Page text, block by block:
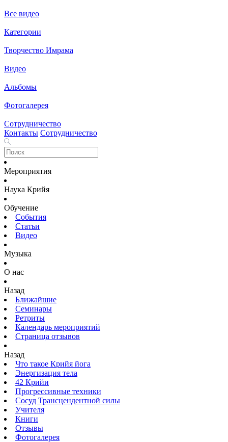
Все видео
Категории
Творчество Имрама
Видео
Альбомы
Фотогалерея
Сотрудничество
Контакты Сотрудничество
Мероприятия
Наука Крийя
Обучение
События
Статьи
Видео
Музыка
О нас
Назад
Ближайшие
Семинары
Ретриты
Календарь мероприятий
Страница отзывов
Назад
Что такое Крийя йога
Энергизация тела
42 Крийи
Прогрессивные техники
Сосуд Трансцендентной силы
Учителя
Книги
Отзывы
Фотогалерея